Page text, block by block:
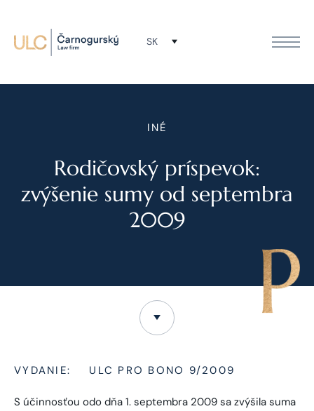
SK
INÉ
Rodičovský príspevok:
zvýšenie sumy od septembra
2009
VYDANIE: ULC PRO BONO 9/2009
S účinnosťou odo dňa 1. septembra 2009 sa zvýšila suma